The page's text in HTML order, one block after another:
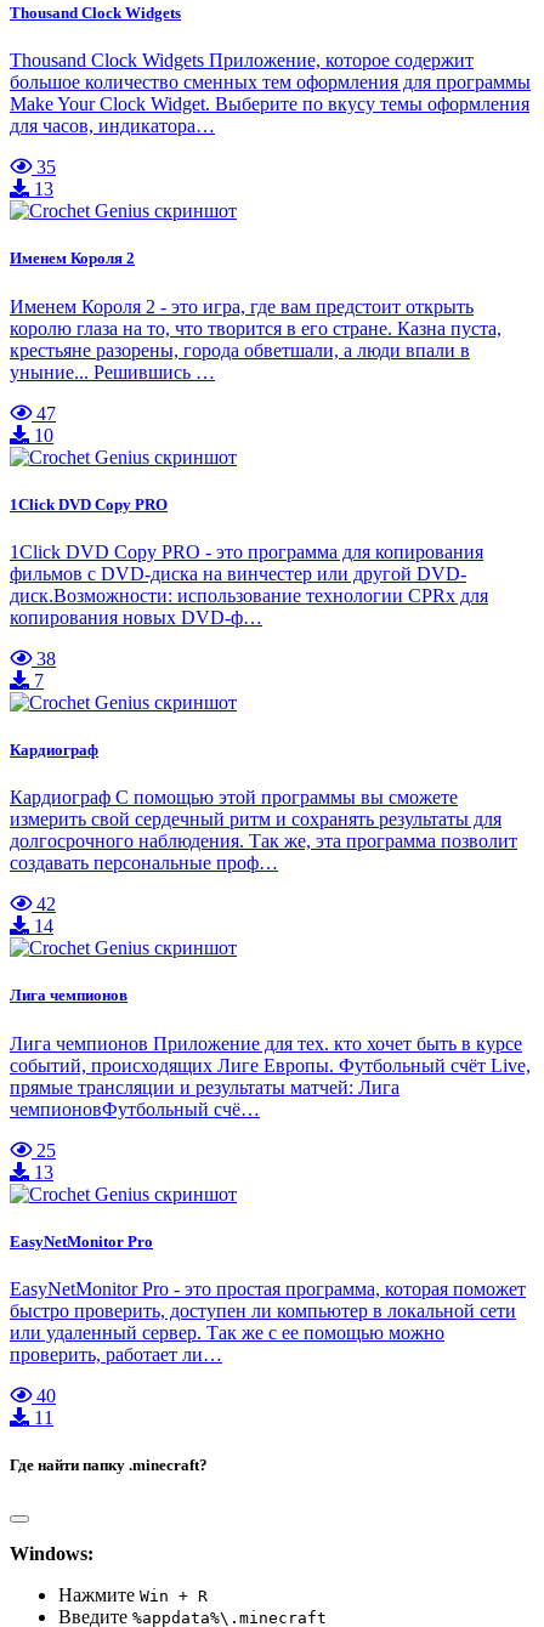
Thousand Clock Widgets
Thousand Clock Widgets Приложение, которое содержит
большое количество сменных тем оформления для программы
Make Your Clock Widget. Выберите по вкусу темы оформления
для часов, индикатора…
35
13
Именем Короля 2
Именем Короля 2 - это игра, где вам предстоит открыть
королю глаза на то, что творится в его стране. Казна пуста,
крестьяне разорены, города обветшали, а люди впали в
уныние... Решившись …
47
10
1Click DVD Copy PRO
1Click DVD Copy PRO - это программа для копирования
фильмов с DVD-диска на винчестер или другой DVD-
диск.Возможности: использование технологии CPRx для
копирования новых DVD-ф…
38
7
Кардиограф
Кардиограф С помощью этой программы вы сможете
измерить свой сердечный ритм и сохранять результаты для
долгосрочного наблюдения. Так же, эта программа позволит
создавать персональные проф…
42
14
Лига чемпионов
Лига чемпионов Приложение для тех. кто хочет быть в курсе
событий, происходящих Лиге Европы. Футбольный счёт Live,
прямые трансляции и результаты матчей: Лига
чемпионовФутбольный счё…
25
13
EasyNetMonitor Pro
EasyNetMonitor Pro - это простая программа, которая поможет
быстро проверить, доступен ли компьютер в локальной сети
или удаленный сервер. Так же с ее помощью можно
проверить, работает ли…
40
11
Где найти папку .minecraft?
Windows:
Нажмите Win + R
Введите %appdata%\.minecraft